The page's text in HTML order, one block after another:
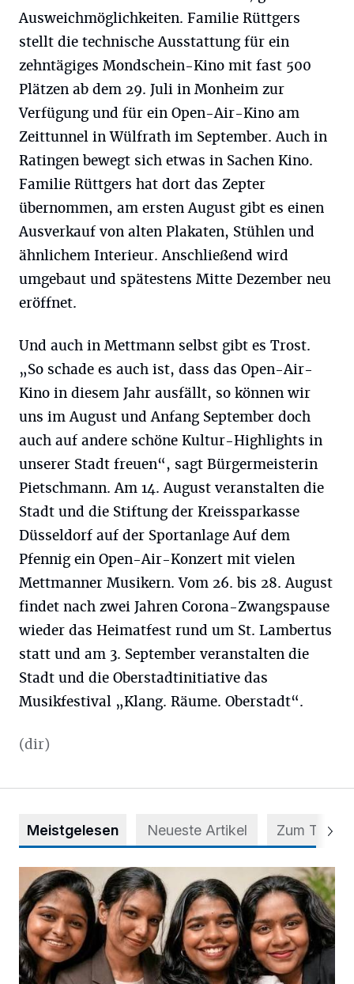
Ausweichmöglichkeiten. Familie Rüttgers
stellt die technische Ausstattung für ein
zehntägiges Mondschein-Kino mit fast 500
Plätzen ab dem 29. Juli in Monheim zur
Verfügung und für ein Open-Air-Kino am
Zeittunnel in Wülfrath im September. Auch in
Ratingen bewegt sich etwas in Sachen Kino.
Familie Rüttgers hat dort das Zepter
übernommen, am ersten August gibt es einen
Ausverkauf von alten Plakaten, Stühlen und
ähnlichem Interieur. Anschließend wird
umgebaut und spätestens Mitte Dezember neu
eröffnet.
Und auch in Mettmann selbst gibt es Trost.
„So schade es auch ist, dass das Open-Air-
Kino in diesem Jahr ausfällt, so können wir
uns im August und Anfang September doch
auch auf andere schöne Kultur-Highlights in
unserer Stadt freuen“, sagt Bürgermeisterin
Pietschmann. Am 14. August veranstalten die
Stadt und die Stiftung der Kreissparkasse
Düsseldorf auf der Sportanlage Auf dem
Pfennig ein Open-Air-Konzert mit vielen
Mettmanner Musikern. Vom 26. bis 28. August
findet nach zwei Jahren Corona-Zwangspause
wieder das Heimatfest rund um St. Lambertus
statt und am 3. September veranstalten die
Stadt und die Oberstadtinitiative das
Musikfestival „Klang. Räume. Oberstadt“.
(dir)
Meistgelesen Neueste Artikel Zum Thema
Nach Betrug: Azubis der Diakonie hoffen auf Hilfe